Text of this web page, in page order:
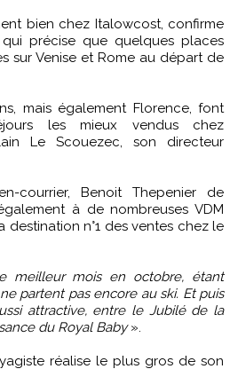
bien chez Italowcost, confirme
précise que quelques places
sur Venise et Rome au départ de
mais également Florence, font
les mieux vendus chez
Le Scouezec, son directeur
courrier, Benoit Thepenier de
à de nombreuses VDM
destination n°1 des ventes chez le
meilleur mois en octobre, étant
partent pas encore au ski. Et puis
attractive, entre le Jubilé de la
du Royal Baby».
réalise le plus gros de son